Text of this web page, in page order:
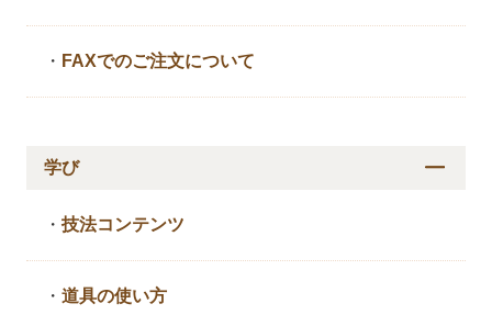
・ FAXでのご注文について
学び
・技法コンテンツ
・道具の使い方